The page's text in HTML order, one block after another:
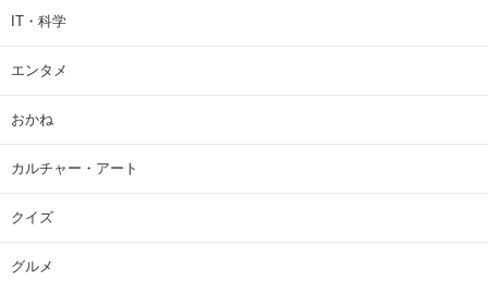
IT・科学
エンタメ
おかね
カルチャー・アート
クイズ
グルメ